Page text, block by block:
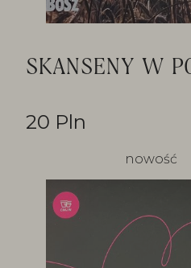
SKANSENY W
20 Pln
nowość